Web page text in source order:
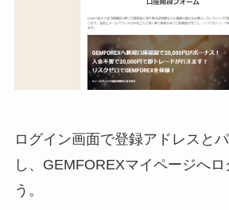
ログイン画面で登録アドレスと
し、GEMFOREXマイページへロ
う。